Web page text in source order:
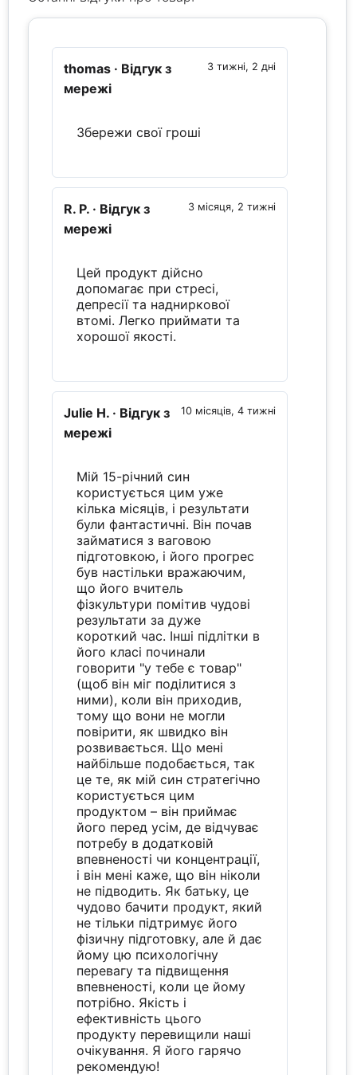
3 тижні, 2 дні
thomas · Відгук з
мережі
Збережи свої гроші
3 місяця, 2 тижні
R. P. · Відгук з
мережі
Цей продукт дійсно
допомагає при стресі,
депресії та надниркової
втомі. Легко приймати та
хорошої якості.
10 місяців, 4 тижні
Julie H. · Відгук з
мережі
Мій 15-річний син
користується цим уже
кілька місяців, і результати
були фантастичні. Він почав
займатися з ваговою
підготовкою, і його прогрес
був настільки вражаючим,
що його вчитель
фізкультури помітив чудові
результати за дуже
короткий час. Інші підлітки в
його класі починали
говорити "у тебе є товар"
(щоб він міг поділитися з
ними), коли він приходив,
тому що вони не могли
повірити, як швидко він
розвивається. Що мені
найбільше подобається, так
це те, як мій син стратегічно
користується цим
продуктом – він приймає
його перед усім, де відчуває
потребу в додатковій
впевненості чи концентрації,
і він мені каже, що він ніколи
не підводить. Як батьку, це
чудово бачити продукт, який
не тільки підтримує його
фізичну підготовку, але й дає
йому цю психологічну
перевагу та підвищення
впевненості, коли це йому
потрібно. Якість і
ефективність цього
продукту перевищили наші
очікування. Я його гарячо
рекомендую!